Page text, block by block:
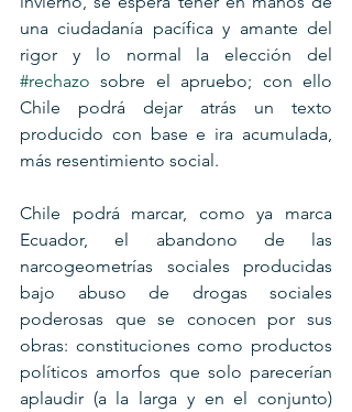
una ciudadanía pacífica y amante del
#rechazo sobre el apruebo; con ello
Chile podrá dejar atrás un texto
producido con base e ira acumulada,
más resentimiento social.
Chile podrá marcar, como ya marca
Ecuador, el abandono de las
narcogeometrías sociales producidas
bajo abuso de drogas sociales
poderosas que se conocen por sus
obras: constituciones como productos
políticos amorfos que solo parecerían
aplaudir (a la larga y en el conjunto)